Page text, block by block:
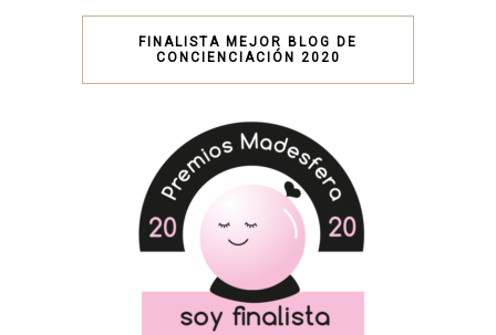
FINALISTA MEJOR BLOG DE
CONCIENCIACIÓN 2020